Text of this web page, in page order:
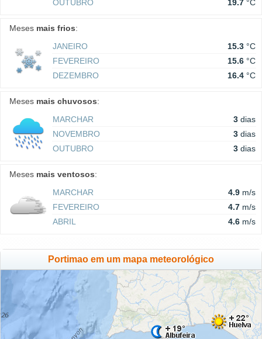
OUTUBRO
19.7 °C
Meses mais frios:
JANEIRO
15.3 °C
FEVEREIRO
15.6 °C
DEZEMBRO
16.4 °C
Meses mais chuvosos:
MARCHAR
3 dias
NOVEMBRO
3 dias
OUTUBRO
3 dias
Meses mais ventosos:
MARCHAR
4.9 m/s
FEVEREIRO
4.7 m/s
ABRIL
4.6 m/s
Portimao em um mapa meteorológico